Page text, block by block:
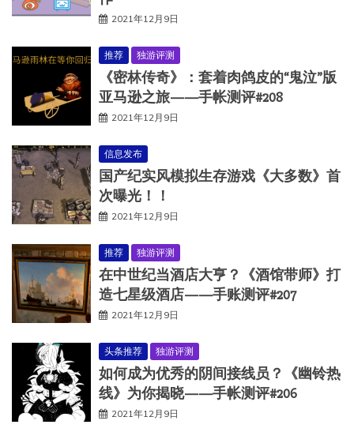
2021年12月9日
推荐 独游评测
《密林传奇》：套着肉鸽皮的“鬼泣”版
亚马逊之旅——手帐测评#208
2021年12月9日
信息发布
国产纪实风模拟生存游戏《大多数》首
次曝光！！
2021年12月9日
推荐 独游评测
在中世纪当酒店大亨？《酒馆带师》打
造七星级酒店——手账测评#207
2021年12月9日
头条推荐 独游评测
如何成为优秀的阴间接线员？《幽铃热
线》为你揭晓——手帐测评#206
2021年12月9日